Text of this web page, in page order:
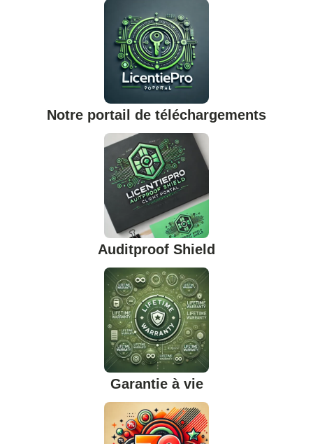
Notre portail de téléchargements
Auditproof Shield
Garantie à vie